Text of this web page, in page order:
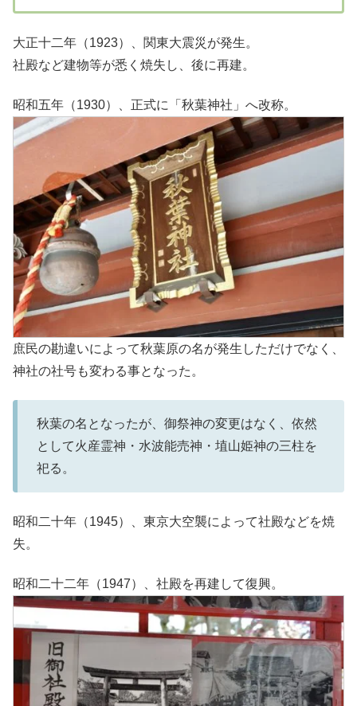
大正十二年（1923）、関東大震災が発生。
社殿など建物等が悉く焼失し、後に再建。
昭和五年（1930）、正式に「秋葉神社」へ改称。
庶民の勘違いによって秋葉原の名が発生しただけでなく、
神社の社号も変わる事となった。
秋葉の名となったが、御祭神の変更はなく、依然
として火産霊神・水波能売神・埴山姫神の三柱を
祀る。
昭和二十年（1945）、東京大空襲によって社殿などを焼
失。
昭和二十二年（1947）、社殿を再建して復興。